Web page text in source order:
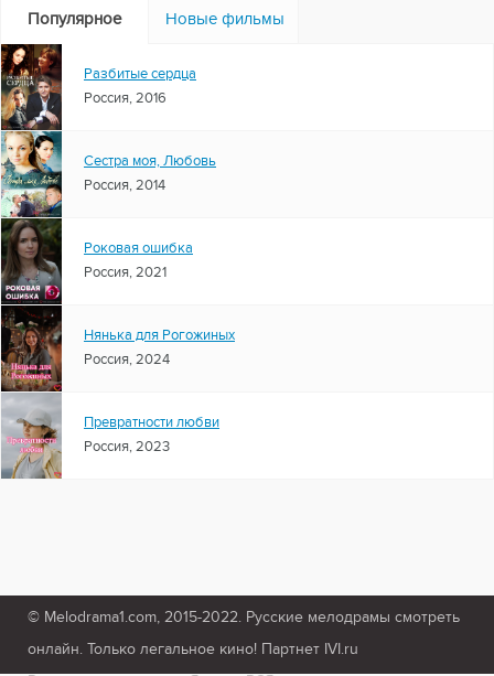
Популярное Новые фильмы
Разбитые сердца
Россия, 2016
Сестра моя, Любовь
Россия, 2014
Роковая ошибка
Россия, 2021
Нянька для Рогожиных
Россия, 2024
Превратности любви
Россия, 2023
© Melodrama1.com, 2015-2022. Русские мелодрамы смотреть
онлайн. Только легальное кино! Партнет IVI.ru